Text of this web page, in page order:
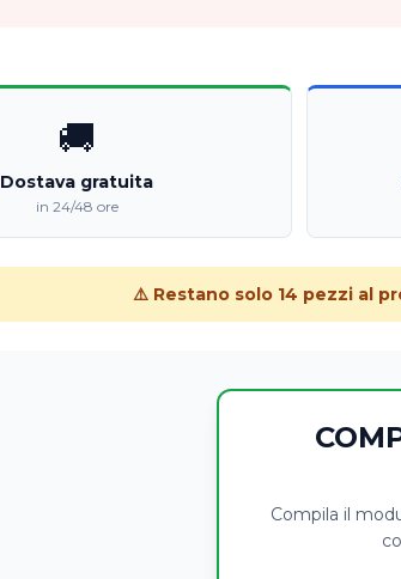
🚚
Dostava gratuita
in 24/48 ore
⚠️ Restano solo 14 pezzi al
Compila il